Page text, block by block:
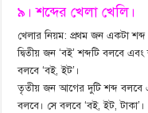
৯। শব্দের খেলা খেলি।
খেলার নিয়ম: প্রথম জন একটা
দ্বিতীয় জন ‘বই’ শব্দটি বলবে
বলবে ‘বই, ইট’।
তৃতীয় জন আগের দুটি শব্দ বলবে
বলবে। সে বলবে ‘বই, ইট, টাকা’।